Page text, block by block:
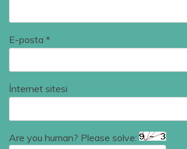
E-posta *
İnternet sitesi
Are you human? Please solve: